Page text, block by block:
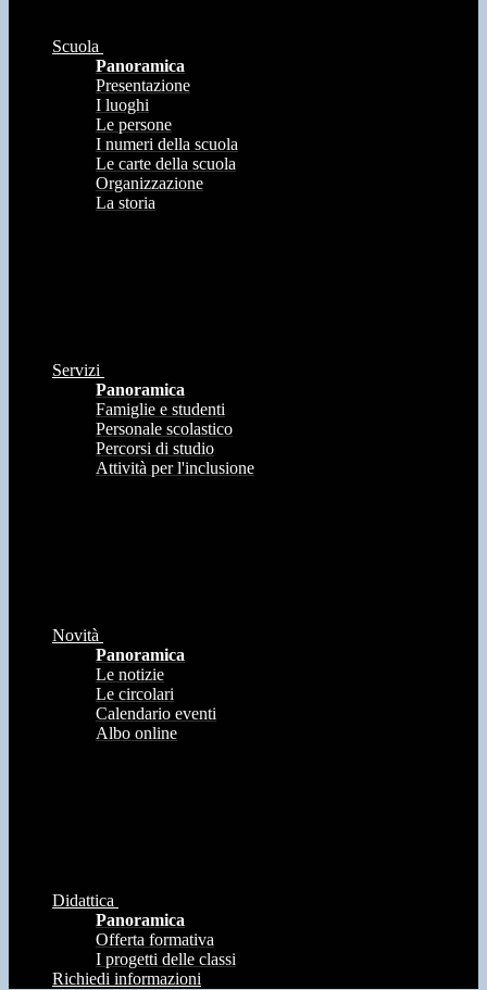
Scuola
Panoramica
Presentazione
I luoghi
Le persone
I numeri della scuola
Le carte della scuola
Organizzazione
La storia
Servizi
Panoramica
Famiglie e studenti
Personale scolastico
Percorsi di studio
Attività per l'inclusione
Novità
Panoramica
Le notizie
Le circolari
Calendario eventi
Albo online
Didattica
Panoramica
Offerta formativa
I progetti delle classi
Richiedi informazioni